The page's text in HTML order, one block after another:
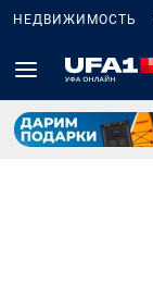
НЕДВИЖИМОСТЬ